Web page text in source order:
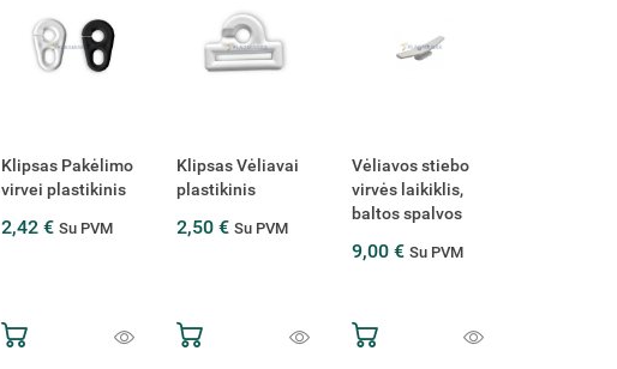
Klipsas Pakėlimo
virvei plastikinis
2,42 €Su PVM
Klipsas Vėliavai
plastikinis
2,50 €Su PVM
Vėliavos stiebo
virvės laikiklis,
baltos spalvos
9,00 € Su PVM